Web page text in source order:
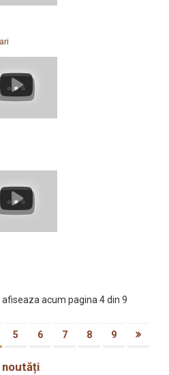
acum pagina 4 din 9
5 6 7 8 9